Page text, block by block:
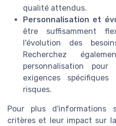
qualité attendus.
Personnalisation et
être suffisamment
l'évolution des
Recherchez
personnalisation
exigences
risques.
Pour plus d'informations
critères et leur impact sur